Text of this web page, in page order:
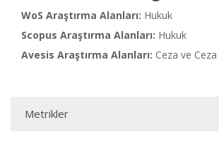
WoS Araştırma Alanları: Hukuk
Scopus Araştırma Alanları: Hukuk
Avesis Araştırma Alanları: Ceza ve
Metrikler